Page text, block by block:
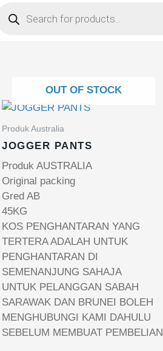
search
OUT OF STOCK
Produk Australia
JOGGER PANTS
Produk AUSTRALIA
Original packing
Gred AB
45KG
KOS PENGHANTARAN YANG
TERTERA ADALAH UNTUK
PENGHANTARAN DI
SEMENANJUNG SAHAJA
UNTUK PELANGGAN SABAH
SARAWAK DAN BRUNEI BOLEH
MENGHUBUNGI KAMI DAHULU
SEBELUM MEMBUAT PEMBELIAN